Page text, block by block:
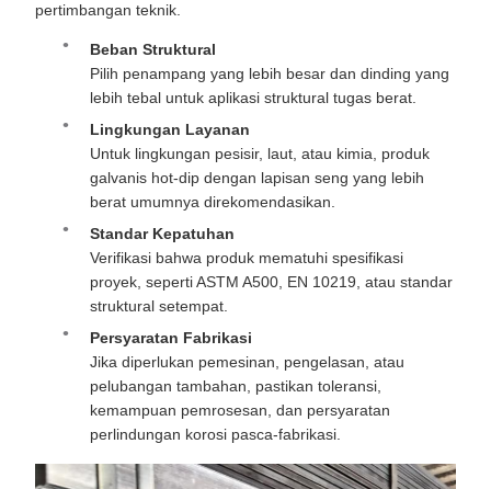
pertimbangan teknik.
Beban Struktural
Pilih penampang yang lebih besar dan dinding yang
lebih tebal untuk aplikasi struktural tugas berat.
Lingkungan Layanan
Untuk lingkungan pesisir, laut, atau kimia, produk
galvanis hot-dip dengan lapisan seng yang lebih
berat umumnya direkomendasikan.
Standar Kepatuhan
Verifikasi bahwa produk mematuhi spesifikasi
proyek, seperti ASTM A500, EN 10219, atau standar
struktural setempat.
Persyaratan Fabrikasi
Jika diperlukan pemesinan, pengelasan, atau
pelubangan tambahan, pastikan toleransi,
kemampuan pemrosesan, dan persyaratan
perlindungan korosi pasca-fabrikasi.